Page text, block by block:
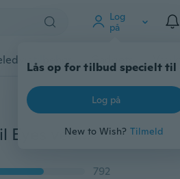
Log
på
Lås op for tilbud specielt til
Log på
New to Wish? Tilmeld
Gadgets
Mode charmerende gotisk øjeæble Vintage Punk Devil Eyes vedhæng halskæde-kobber onde øje halskæde
792